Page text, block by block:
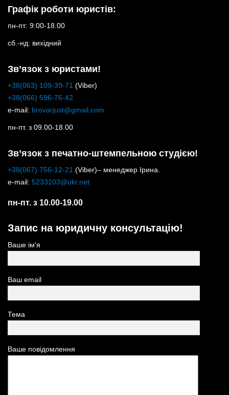
Графік роботи юристів:
пн-пт: 9:00-18.00
сб.-нд: вихідний
Зв’язок з юристами!
+38(063) 109-39-71 (Viber)
+38(066) 596-76-42
e-mail: brovarjust@gmail.com
пн-пт. з 09.00-18.00
Зв’язок з печатно-штемпельною студією!
+38(067) 756-12-21 (Viber)– менеджер Ірина.
e-mail: 5233103@ukr.net
пн-пт. з 10.00-19.00
Запис на юридичну консультацію!
Ваше ім'я
Ваш email
Тема
Ваше повідомлення